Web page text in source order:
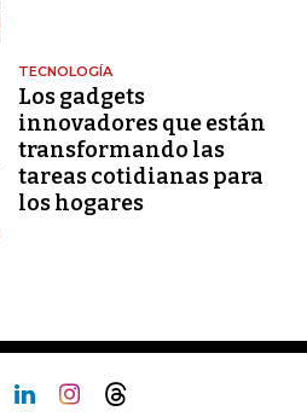
TECNOLOGÍA
Los gadgets
innovadores que están
transformando las
tareas cotidianas para
los hogares